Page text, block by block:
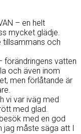
– en helt
mycket glädje.
tillsammans och
förändringens vatten
och även inom
men förlåtande är
vi var iväg med
med glad.
med en god
jag måste säga att I